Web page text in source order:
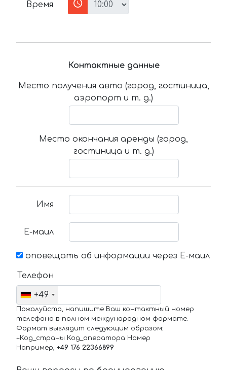
Время
Контактные данные
Место получения авто (город, гостиница,
аэропорт и т. д.)
Место окончания аренды (город,
гостиница и т. д.)
Имя
Е-маил
оповещать об информации через Е-маил
Телефон
+49
Пожалуйста, напишите Ваш контактный номер
телефона в полном международном формате.
Формат выглядит следующим образом:
+Код_страны Код_оператора Номер
Например, +49 176 22366899